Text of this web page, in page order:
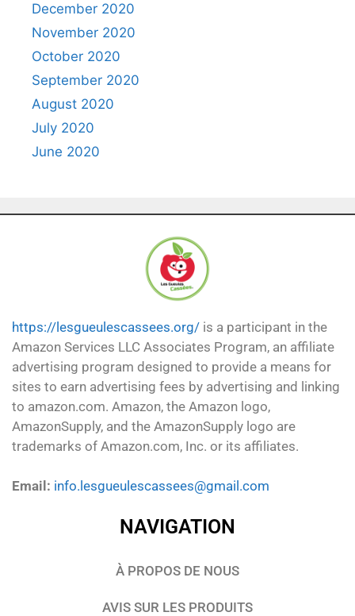
December 2020
November 2020
October 2020
September 2020
August 2020
July 2020
June 2020
https://lesgueulescassees.org/ is a participant in the
Amazon Services LLC Associates Program, an affiliate
advertising program designed to provide a means for
sites to earn advertising fees by advertising and linking
to amazon.com. Amazon, the Amazon logo,
AmazonSupply, and the AmazonSupply logo are
trademarks of Amazon.com, Inc. or its affiliates.
Email: info.lesgueulescassees@gmail.com
NAVIGATION
À PROPOS DE NOUS
AVIS SUR LES PRODUITS